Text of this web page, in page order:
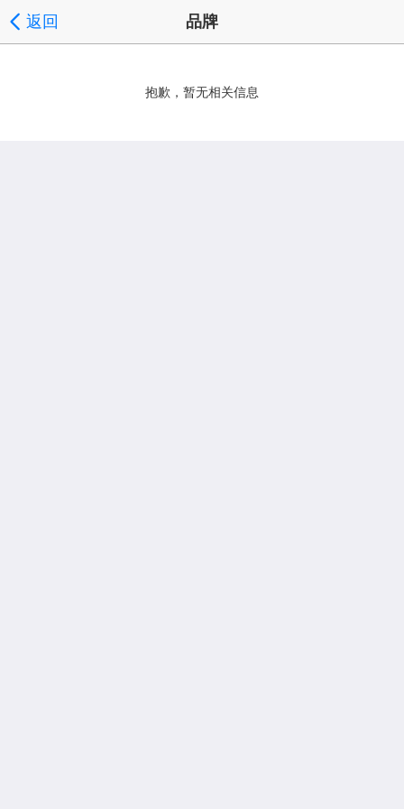
返回 品牌
抱歉，暂无相关信息